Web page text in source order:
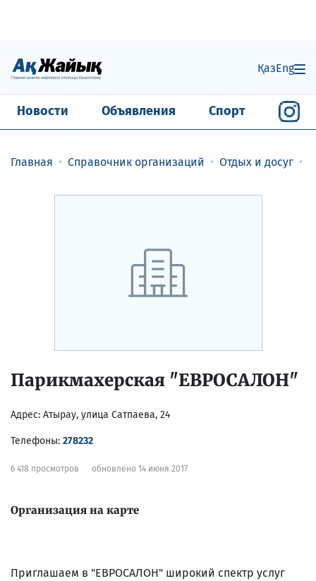
ҚазEng
Новости Объявления Спорт
Главная Справочник организаций Отдых и досуг
Парикмахерская "ЕВРОСАЛОН"
Адрес: Атырау, улица Сатпаева, 24
Телефоны: 278232
6 418 просмотров обновлено 14 июня 2017
Организация на карте
Приглашаем в "ЕВРОСАЛОН" широкий спектр услуг